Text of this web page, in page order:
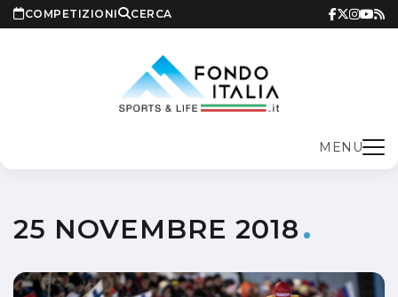
COMPETIZIONI CERCA
MENU
25 NOVEMBRE 2018